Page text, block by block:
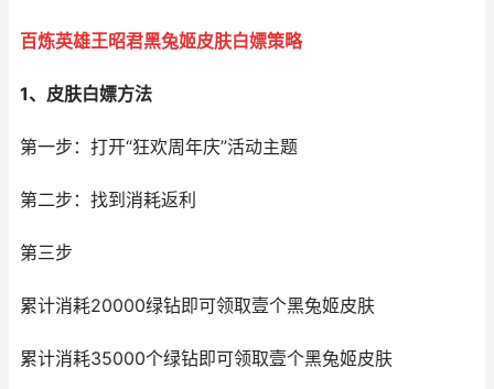
百炼英雄王昭君黑兔姬皮肤白嫖策略
1、皮肤白嫖方法
第一步：打开“狂欢周年庆”活动主题
第二步：找到消耗返利
第三步
累计消耗20000绿钻即可领取壹个黑兔姬皮肤
累计消耗35000个绿钻即可领取壹个黑兔姬皮肤